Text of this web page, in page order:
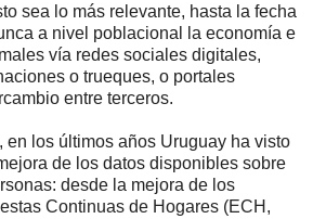
sea lo más relevante, hasta la fecha
a nivel poblacional la economía e
vía redes sociales digitales,
o trueques, o portales
entre terceros.
en los últimos años Uruguay ha visto
de los datos disponibles sobre
desde la mejora de los
Continuas de Hogares (ECH,